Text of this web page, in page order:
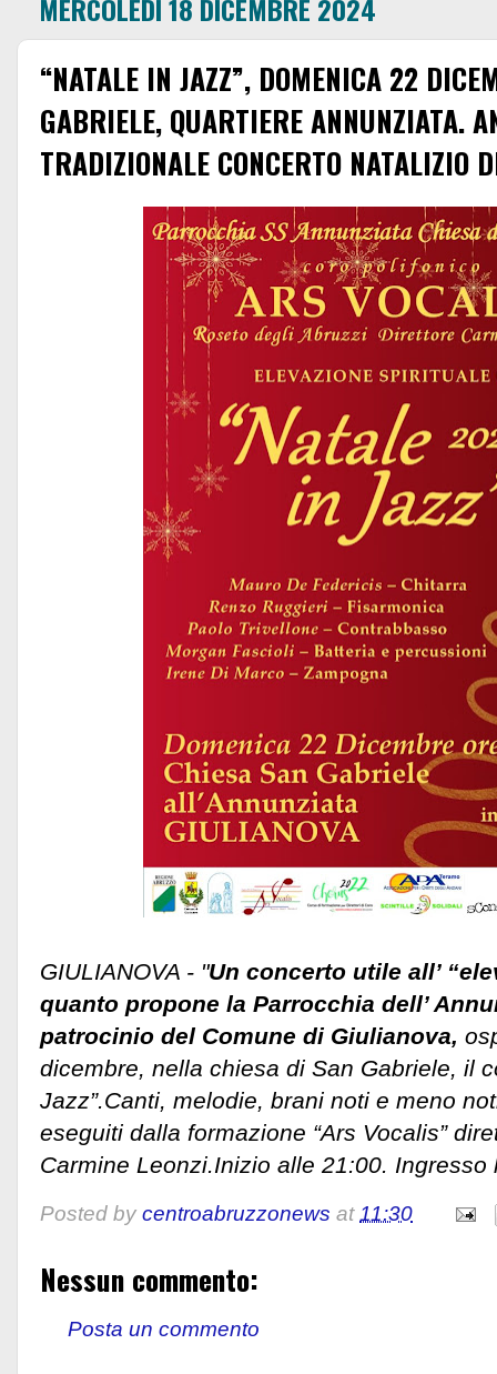
MERCOLEDÌ 18 DICEMBRE 2024
“NATALE IN JAZZ”, DOMENICA 22
GABRIELE, QUARTIERE ANNUNZIATA.
TRADIZIONALE CONCERTO NATALIZIO
GIULIANOVA - "Un concerto utile all’
quanto propone la Parrocchia dell’
patrocinio del Comune di Giulianova,
dicembre, nella chiesa di San Gabriele, il
Jazz”. Canti, melodie, brani noti e meno
eseguiti dalla formazione “Ars Vocalis”
Carmine Leonzi.Inizio alle 21:00. Ingresso
Posted by centroabruzzonews at11:30
Nessun commento:
Posta un commento